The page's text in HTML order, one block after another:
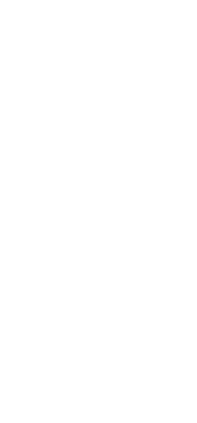
Cloti, tras
Cártama:
que
tirar lo